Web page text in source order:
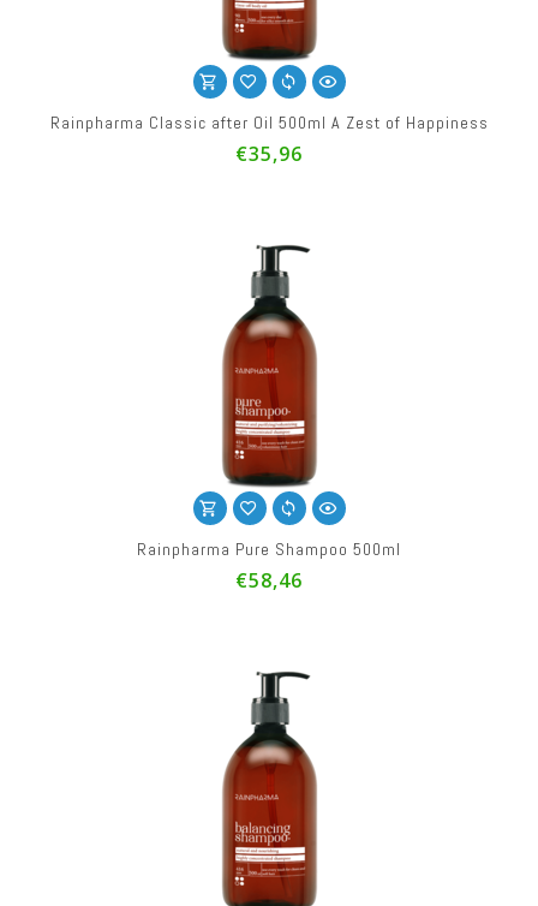
Rainpharma Classic after Oil 500ml A Zest of Happiness
€35,96
Rainpharma Pure Shampoo 500ml
€58,46